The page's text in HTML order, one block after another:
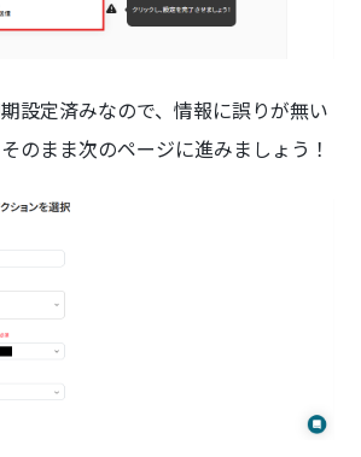
設定済みなので、情報に誤りが無い
のまま次のページに進みましょう！